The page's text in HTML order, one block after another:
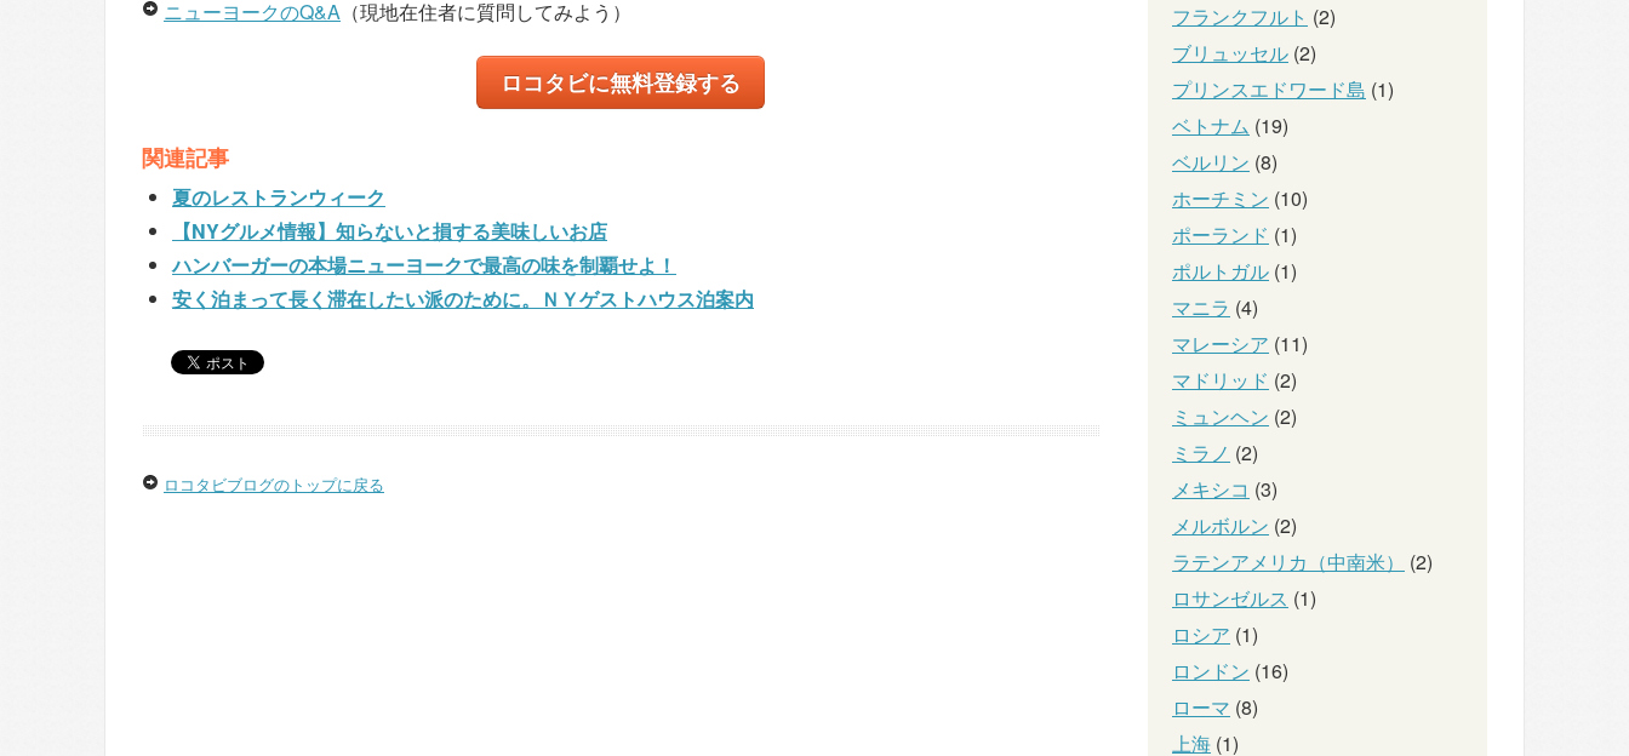
ニューヨークのQ&A （現地在住者に質問してみよう）
ロコタビに無料登録する
関連記事
夏のレストランウィーク
【NYグルメ情報】知らないと損する美味しいお店
ハンバーガーの本場ニューヨークで最高の味を制覇せよ！
安く泊まって長く滞在したい派のために。ＮＹゲストハウス泊案内
ロコタビブログのトップに戻る
フランクフルト (2)
ブリュッセル (2)
プリンスエドワード島 (1)
ベトナム (19)
ベルリン (8)
ホーチミン (10)
ポーランド (1)
ポルトガル (1)
マニラ (4)
マレーシア (11)
マドリッド (2)
ミュンヘン (2)
ミラノ (2)
メキシコ (3)
メルボルン (2)
ラテンアメリカ（中南米）
(2)
ロサンゼルス (1)
ロシア (1)
ロンドン (16)
ローマ (8)
上海 (1)